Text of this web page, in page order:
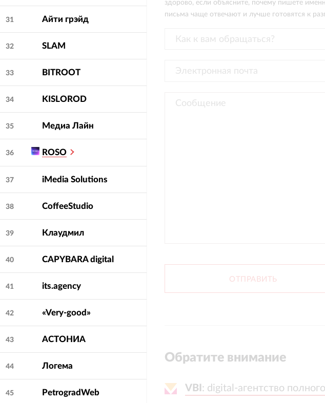
31 Айти грэйд
32 SLAM
33 BITROOT
34 KISLOROD
35 Медиа Лайн
36 ROSO
37 iMedia Solutions
38 CoffeeStudio
39 Клаудмил
40 CAPYBARA digital
41 its.agency
42 «Very-good»
43 АСТОНИА
44 Логема
45 PetrogradWeb
здорово, если объясните, почему пишете
письма чаще отвечают и лучше готовятся к
ОТПРАВИТЬ
Обратите внимание
VBI : digital-агентство
VBI : digital-агентство